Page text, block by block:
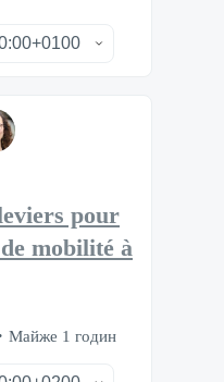
pour
mobilité à
Майже 1 годин